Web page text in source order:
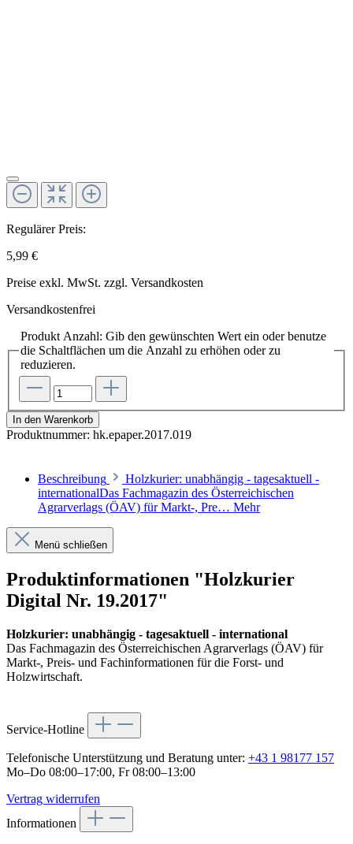
Regulärer Preis:
5,99 €
Preise exkl. MwSt. zzgl. Versandkosten
Versandkostenfrei
Produkt Anzahl: Gib den gewünschten Wert ein oder benutze
die Schaltflächen um die Anzahl zu erhöhen oder zu
reduzieren.
In den Warenkorb
Produktnummer: hk.epaper.2017.019
Beschreibung
Holzkurier: unabhängig - tagesaktuell -
internationalDas Fachmagazin des Österreichischen
Agrarverlags (ÖAV) für Markt-, Pre… Mehr
Menü schließen
Produktinformationen "Holzkurier
Digital Nr. 19.2017"
Holzkurier: unabhängig - tagesaktuell - international
Das Fachmagazin des Österreichischen Agrarverlags (ÖAV) für
Markt-, Preis- und Fachinformationen für die Forst- und
Holzwirtschaft.
Service-Hotline
Telefonische Unterstützung und Beratung unter: +43 1 98177 157
Mo–Do 08:00–17:00, Fr 08:00–13:00
Vertrag widerrufen
Informationen